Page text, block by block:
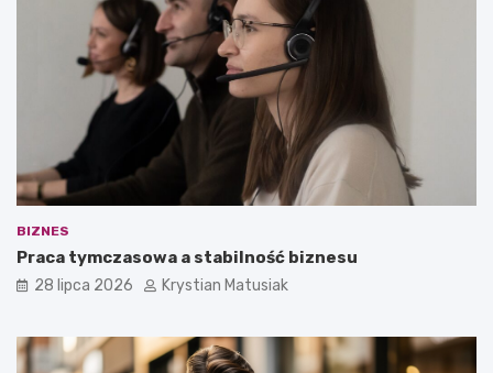
BIZNES
Praca tymczasowa a stabilność biznesu
28 lipca 2026 Krystian Matusiak